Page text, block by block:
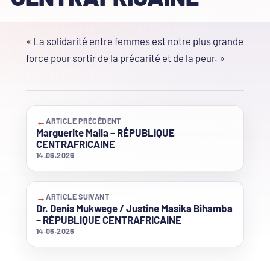
« La solidarité entre femmes est notre plus grande
force pour sortir de la précarité et de la peur. »
←ARTICLE PRÉCÉDENT
Marguerite Malia – RÉPUBLIQUE
CENTRAFRICAINE
14.06.2026
→ARTICLE SUIVANT
Dr. Denis Mukwege / Justine Masika Bihamba
– RÉPUBLIQUE CENTRAFRICAINE
14.06.2026